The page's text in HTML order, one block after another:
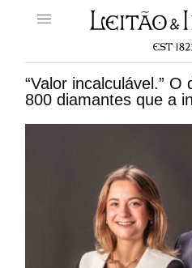
“Valor incalculável.” O
800 diamantes que a